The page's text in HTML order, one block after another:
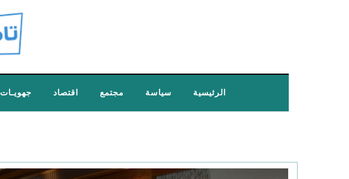
الرئيسية سياسة مجتمع اقتصاد جهويـات